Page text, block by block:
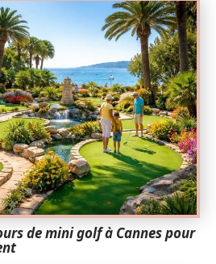
de mini golf à Cannes pour